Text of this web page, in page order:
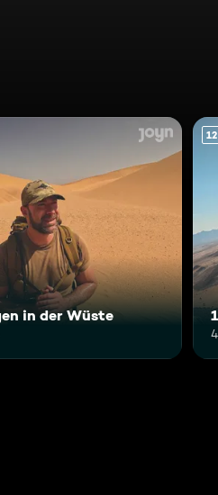
in der Wüste
12